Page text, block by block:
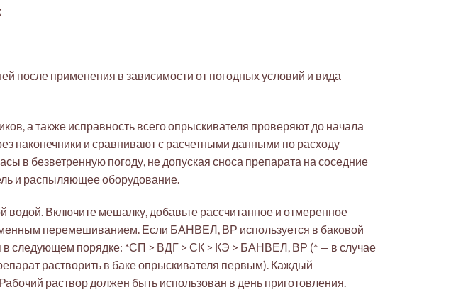
после применения в зависимости от погодных условий и вида
а также исправность всего опрыскивателя проверяют до начала
наконечники и сравнивают с расчетными данными по расходу
в безветренную погоду, не допуская сноса препарата на соседние
и распыляющее оборудование.
водой. Включите мешалку, добавьте рассчитанное и отмеренное
перемешиванием. Если БАНВЕЛ, ВР используется в баковой
в следующем порядке: *СП > ВДГ > СК > КЭ > БАНВЕЛ, ВР (* — в случае
растворить в баке опрыскивателя первым). Каждый
раствор должен быть использован в день приготовления.